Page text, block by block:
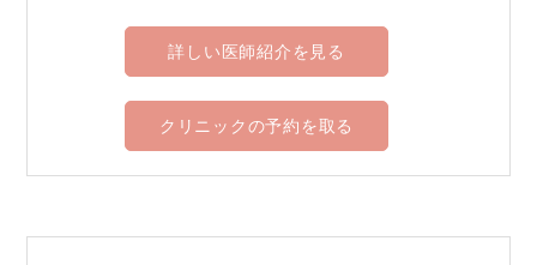
詳しい医師紹介を見る
クリニックの予約を取る